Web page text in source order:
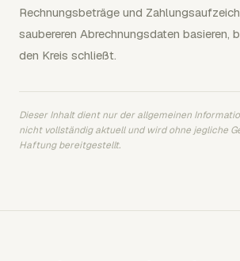
Rechnungsbeträge und
saubereren Abrechnungsdaten basieren,
den Kreis schließt.
Dieser Inhalt dient nur der allgemeinen
nicht vollständig aktuell und wird ohne jegliche
Haftung bereitgestellt.